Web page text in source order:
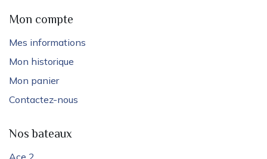
Mon compte
Mes informations
Mon historique
Mon panier
Contactez-nous
Nos bateaux